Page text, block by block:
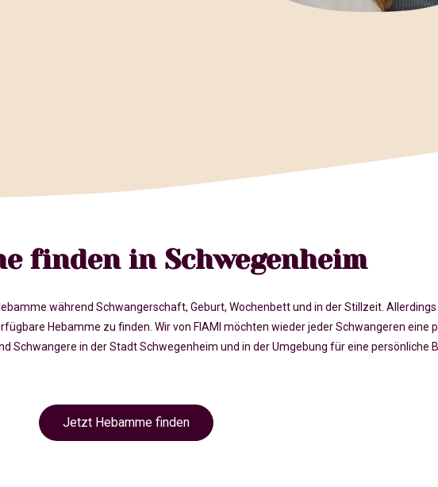
finden in Schwegenheim
während Schwangerschaft, Geburt, Wochenbett und in der Stillzeit. Allerdings
Hebamme zu finden. Wir von FIAMI möchten wieder jeder Schwangeren eine
Schwangere in der Stadt Schwegenheim und in der Umgebung für eine persönliche
Jetzt Hebamme finden